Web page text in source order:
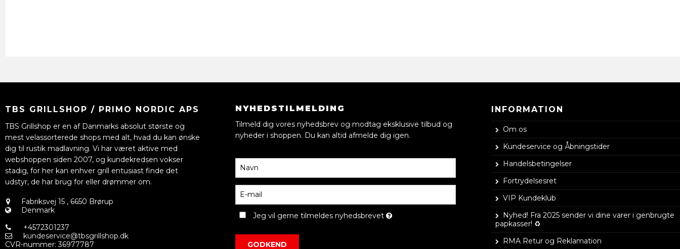
TBS GRILLSHOP / PRIMO NORDIC APS
TBS Grillshop er en af Danmarks absolut største og
mest velassorterede shops med alt, hvad du kan ønske
dig til rustik madlavning. Vi har været aktive med
webshoppen siden 2007, og kundekredsen vokser
stadig, for her kan enhver grill entusiast finde det
udstyr, de har brug for eller drømmer om.
Fabriksvej 15 , 6650 Brørup
Denmark
+4572301237
kundeservice@tbsgrillshop.dk
CVR-nummer: 36977787
NYHEDSTILMELDING
Tilmeld dig vores nyhedsbrev og modtag eksklusive tilbud og
nyheder i shoppen. Du kan altid afmelde dig igen.
Jeg vil gerne tilmeldes nyhedsbrevet
GODKEND
INFORMATION
Om os
Kundeservice og Åbningstider
Handelsbetingelser
Fortrydelsesret
VIP Kundeklub
Nyhed! Fra 2025 sender vi dine varer i genbrugte
papkasser! ♻️
RMA Retur og Reklamation